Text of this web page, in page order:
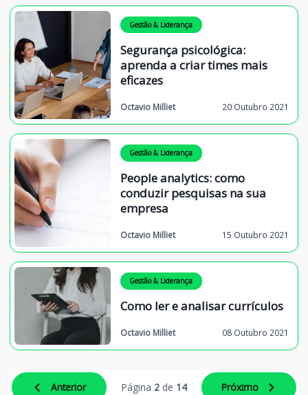
Gestão & Liderança
Segurança psicológica:
aprenda a criar times mais
eficazes
Octavio Milliet 20 Outubro 2021
Gestão & Liderança
People analytics: como
conduzir pesquisas na sua
empresa
Octavio Milliet 15 Outubro 2021
Gestão & Liderança
Como ler e analisar currículos
Octavio Milliet 08 Outubro 2021
Anterior Página 2de 14 Próximo